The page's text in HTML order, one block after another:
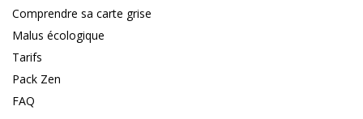
Comprendre sa carte grise
Malus écologique
Tarifs
Pack Zen
FAQ